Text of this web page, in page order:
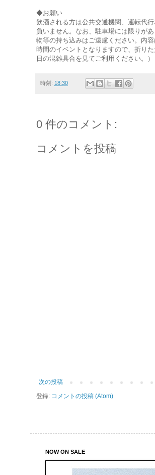
◆お願い
飲酒される方は公共交通機関、運転代
負いません。なお、駐車場には限りが
物等の持ち込みはご遠慮ください。内
時間のイベントとなりますので、折り
日の混雑具合を見てご利用ください。）
時刻: 18:30
0 件のコメント:
コメントを投稿
次の投稿
登録: コメントの投稿 (Atom)
NOW ON SALE